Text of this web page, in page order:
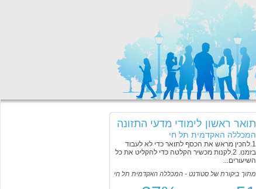
תואר ראשון לימודי מדעי התזונה
המכללה האקדמית תל חי
1.להכין מראש את הכסף לתואר כדי לא לעבוד
בזמנו. 2.לקנות מכשיר הקלטה כדי להקליט את כל
השיעורים...
מתוך ביקורת של סטודנט - המכללה האקדמית תל חי